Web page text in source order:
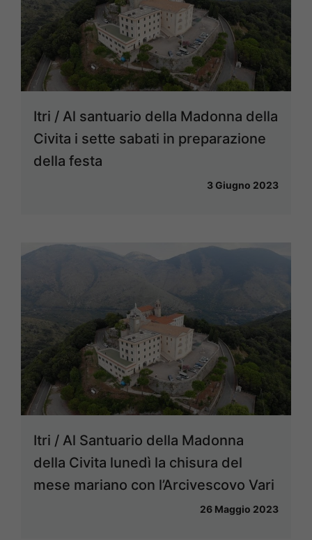
Itri / Al santuario della Madonna della
Civita i sette sabati in preparazione
della festa
3 Giugno 2023
Itri / Al Santuario della Madonna
della Civita lunedì la chisura del
mese mariano con l’Arcivescovo Vari
26 Maggio 2023